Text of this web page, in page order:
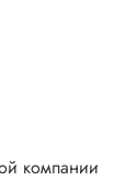
компании